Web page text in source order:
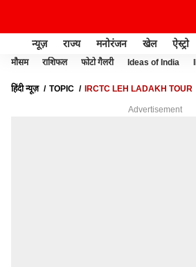
न्यूज़ राज्य मनोरंजन खेल ऐस्ट्रो
मौसम राशिफल फोटो गैलरी Ideas of India
हिंदी न्यूज़ TOPIC IRCTC LEH LADAKH TOUR
Advertisement